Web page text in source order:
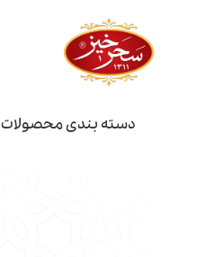
دسته بندی محصولات